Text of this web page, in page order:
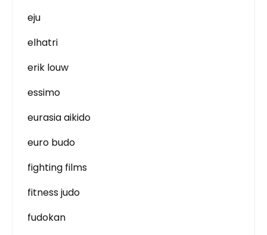
eju
elhatri
erik louw
essimo
eurasia aikido
euro budo
fighting films
fitness judo
fudokan